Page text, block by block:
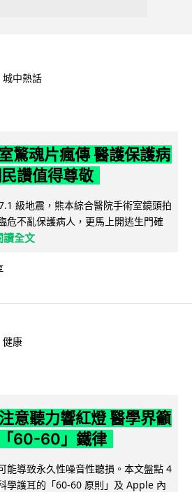
城中熱話
驚魂片瘋傳 醫護保護病
讚值得尊敬
級地震，熊本綜合醫院手術室鏡頭拍
危不亂保護病人，更馬上開逃生門確
讀全文
健康
意聽力響紅燈 醫學界籲
60-60」鐵律
能導致永久性噪音性聽損。本文盤點 4
學護耳的「60-60 原則」及 Apple 內